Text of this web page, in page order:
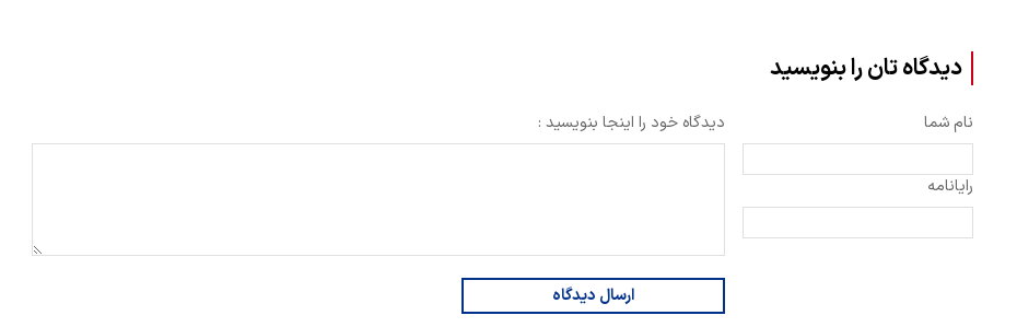
دیدگاه تان را بنویسید
نام شما
رایانامه
دیدگاه خود را اینجا بنویسید :
ارسال دیدگاه